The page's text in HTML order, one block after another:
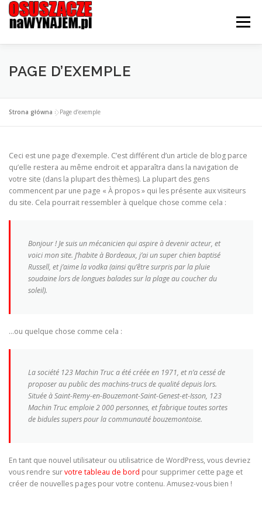
Przejdź
treści
Menu
STRONA GŁÓWNA OFERTA
JAK WYPOŻYCZYĆ?
PAGE D’EXEMPLE
Strona główna »Page d’exemple
Ceci est une page d’exemple. C’est différent d’un article de blog parce
qu’elle restera au même endroit et apparaîtra dans la navigation de
votre site (dans la plupart des thèmes). La plupart des gens
commencent par une page « À propos » qui les présente aux visiteurs
du site. Cela pourrait ressembler à quelque chose comme cela :
Bonjour ! Je suis un mécanicien qui aspire à devenir acteur, et
voici mon site. J’habite à Bordeaux, j’ai un super chien baptisé
Russell, et j’aime la vodka (ainsi qu’être surpris par la pluie
soudaine lors de longues balades sur la plage au coucher du
soleil).
…ou quelque chose comme cela :
La société 123 Machin Truc a été créée en 1971, et n’a cessé de
proposer au public des machins-trucs de qualité depuis lors.
Située à Saint-Remy-en-Bouzemont-Saint-Genest-et-Isson, 123
Machin Truc emploie 2 000 personnes, et fabrique toutes sortes
de bidules supers pour la communauté bouzemontoise.
En tant que nouvel utilisateur ou utilisatrice de WordPress, vous devriez
vous rendre survotre tableau de bord pour supprimer cette page et
créer de nouvelles pages pour votre contenu. Amusez-vous bien !